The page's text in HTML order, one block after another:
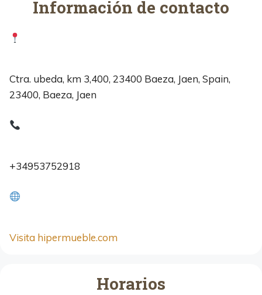
Información de contacto
Ctra. ubeda, km 3,400, 23400 Baeza, Jaen, Spain,
23400, Baeza, Jaen
+34953752918
Visita hipermueble.com
Horarios